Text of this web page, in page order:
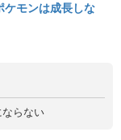
ケモンは成長しな
らない